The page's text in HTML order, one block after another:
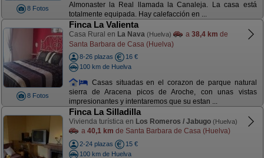
8 Fotos
Almonaster la Real llamada la Canaleja. La casa está
totalmente equipada. Hay calefacción en ...
8 Fotos
Finca La Valienta
Casa Rural en La Nava (Huelva) a 38,4 km de
Santa Barbara de Casa (Huelva)
8-26 plazas
16 €
100 km de Huelva
Casas situadas en el corazon de parque natural
sierra de Aracena picos de Aroche, con unas vistas
impresionantes y intentaremos que su estan ...
Finca La Silladilla
Vivienda turística en Los Romeros / Jabugo (Huelva)
a 40,1 km de Santa Barbara de Casa (Huelva)
2-24 plazas
15 €
100 km de Huelva